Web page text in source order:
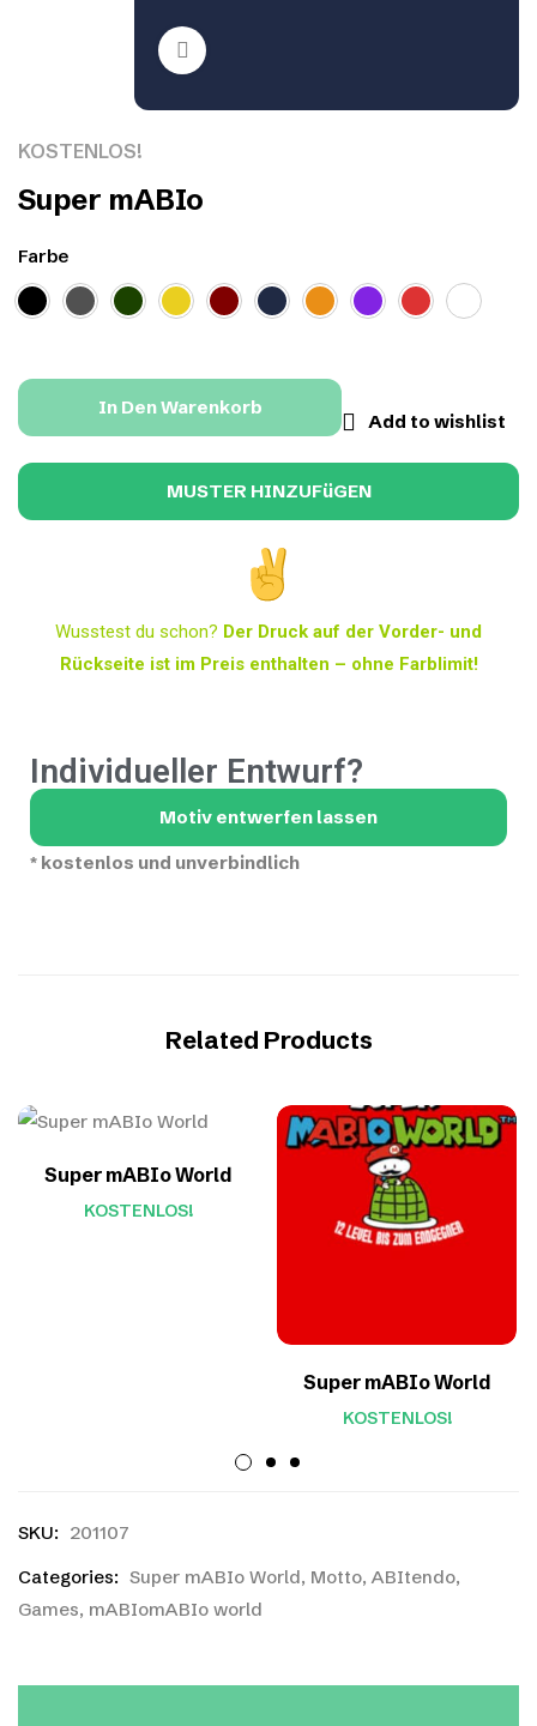
KOSTENLOS!
Super mABIo
Farbe
In Den Warenkorb
Add to wishlist
Wusstest du schon? Der Druck auf der Vorder- und
Rückseite ist im Preis enthalten – ohne Farblimit!
Individueller Entwurf?
Motiv entwerfen lassen
* kostenlos und unverbindlich
Related Products
Super mABIo World
KOSTENLOS!
Super mABIo World
KOSTENLOS!
SKU: 201107
Categories: Super mABIo World, Motto, ABItendo,
Games, mABIomABIo world